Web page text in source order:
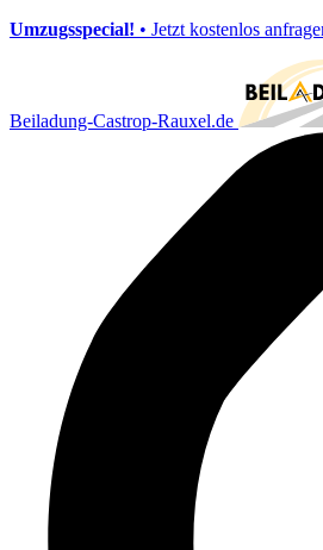
Umzugsspecial! • Jetzt kostenlos
Beiladung-Castrop-Rauxel.de